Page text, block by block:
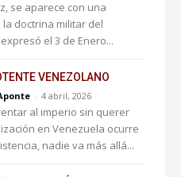
se aparece con una
doctrina militar del
el 3 de Enero...
VENEZOLANO
- 4 abril, 2026
al imperio sin querer
en Venezuela ocurre
nadie va más allá...